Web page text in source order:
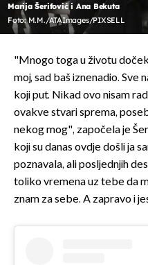
Marija Šerifović i Ana Bekuta
Foto: M.M./ATAImages/PIXSELL
"Mnogo toga u životu
moj, sad baš iznenadio. Sve
koji put. Nikad ovo nisam
ovakve stvari sprema,
nekog mog", započela je
koji su danas ovdje došli ja
poznavala, ali posljednjih
toliko vremena uz tebe da
znam za sebe. A zapravo i